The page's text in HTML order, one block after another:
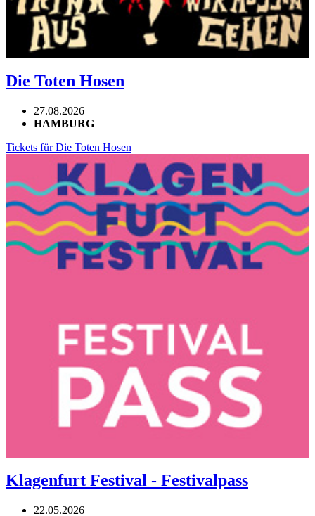
Die Toten Hosen
27.08.2026
HAMBURG
Tickets für Die Toten Hosen
Klagenfurt Festival - Festivalpass
22.05.2026